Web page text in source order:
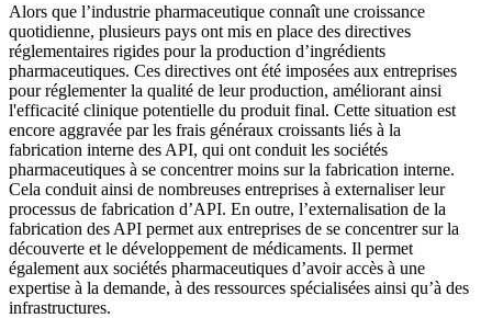
Alors que l’industrie pharmaceutique connaît une croissance
quotidienne, plusieurs pays ont mis en place des directives
réglementaires rigides pour la production d’ingrédients
pharmaceutiques. Ces directives ont été imposées aux entreprises
pour réglementer la qualité de leur production, améliorant ainsi
l'efficacité clinique potentielle du produit final. Cette situation est
encore aggravée par les frais généraux croissants liés à la
fabrication interne des API, qui ont conduit les sociétés
pharmaceutiques à se concentrer moins sur la fabrication interne.
Cela conduit ainsi de nombreuses entreprises à externaliser leur
processus de fabrication d’API. En outre, l’externalisation de la
fabrication des API permet aux entreprises de se concentrer sur la
découverte et le développement de médicaments. Il permet
également aux sociétés pharmaceutiques d’avoir accès à une
expertise à la demande, à des ressources spécialisées ainsi qu’à des
infrastructures.